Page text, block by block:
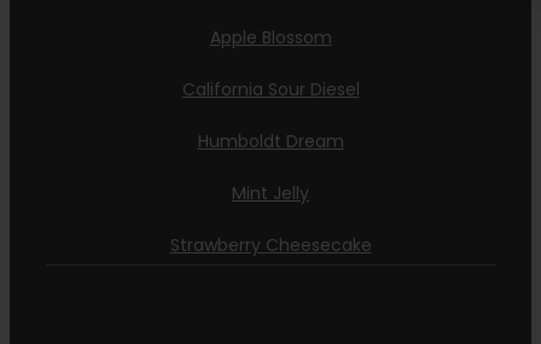
Apple Blossom
California Sour Diesel
Humboldt Dream
Mint Jelly
Strawberry Cheesecake